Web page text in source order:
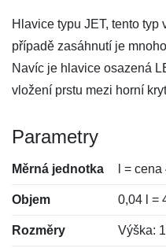
Hlavice typu JET, tento
případě zasáhnutí je
Navíc je hlavice osazená
vložení prstu mezi horní
Parametry
Měrná jednotka l =
Objem 0,04 l =
Rozměry Výška: